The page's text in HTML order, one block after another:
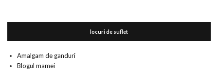
locuri de suflet
Amalgam de ganduri
Blogul mamei